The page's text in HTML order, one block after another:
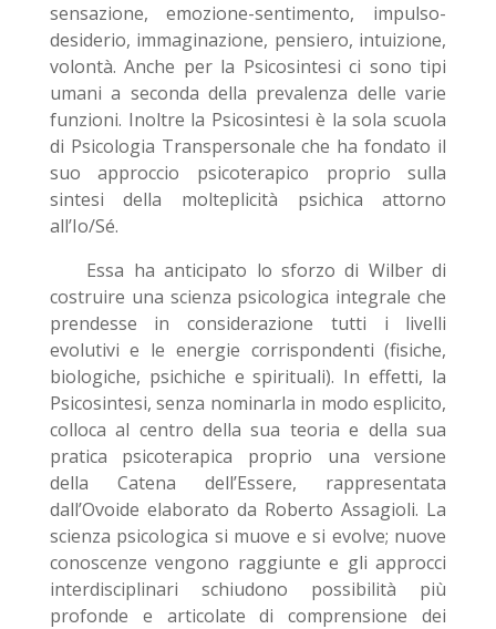
sensazione, emozione-sentimento, impulso-
desiderio, immaginazione, pensiero, intuizione,
volontà. Anche per la Psicosintesi ci sono tipi
umani a seconda della prevalenza delle varie
funzioni. Inoltre la Psicosintesi è la sola scuola
di Psicologia Transpersonale che ha fondato il
suo approccio psicoterapico proprio sulla
sintesi della molteplicità psichica attorno
all’Io/Sé.
Essa ha anticipato lo sforzo di Wilber di
costruire una scienza psicologica integrale che
prendesse in considerazione tutti i livelli
evolutivi e le energie corrispondenti (fisiche,
biologiche, psichiche e spirituali). In effetti, la
Psicosintesi, senza nominarla in modo esplicito,
colloca al centro della sua teoria e della sua
pratica psicoterapica proprio una versione
della Catena dell’Essere, rappresentata
dall’Ovoide elaborato da Roberto Assagioli. La
scienza psicologica si muove e si evolve; nuove
conoscenze vengono raggiunte e gli approcci
interdisciplinari schiudono possibilità più
profonde e articolate di comprensione dei